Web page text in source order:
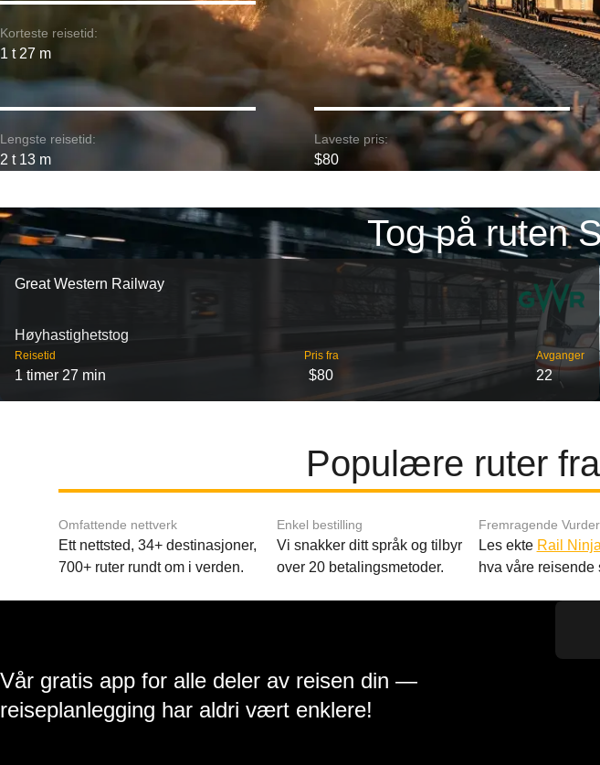
Korteste reisetid:
1 t 27 m
Lengste reisetid:
2 t 13 m
Laveste pris:
$80
Tog på ruten
Great Western Railway
Høyhastighetstog
Reisetid
1 timer 27 min
Pris fra
$80
Avganger
22
Populære ruter
Omfattende nettverk
Ett nettsted, 34+ destinasjoner,
700+ ruter rundt om i verden.
Enkel bestilling
Vi snakker ditt språk og tilbyr
over 20 betalingsmetoder.
Fremragende
Les ekte Rail
hva våre reisende
Vår gratis app for alle deler av reisen din —
reiseplanlegging har aldri vært enklere!